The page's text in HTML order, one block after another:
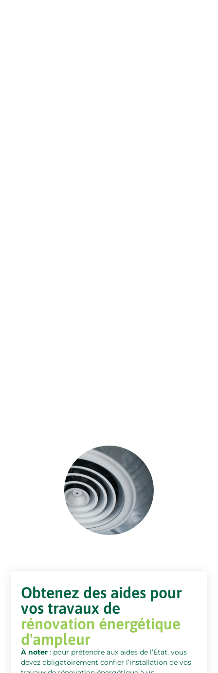
Obtenez des aides pour
vos travaux de
rénovation énergétique
d'ampleur
À noter: pour prétendre aux aides de l’État, vous
devez obligatoirement confier l’installation de vos